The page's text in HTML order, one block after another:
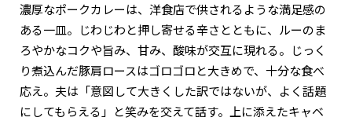
濃厚なポークカレーは、洋食店で供されるような満足感の
ある一皿。じわじわと押し寄せる辛さとともに、ルーのま
ろやかなコクや旨み、甘み、酸味が交互に現れる。じっく
り煮込んだ豚肩ロースはゴロゴロと大きめで、十分な食べ
応え。夫は「意図して大きくした訳ではないが、よく話題
にしてもらえる」と笑みを交えて話す。上に添えたキャベ